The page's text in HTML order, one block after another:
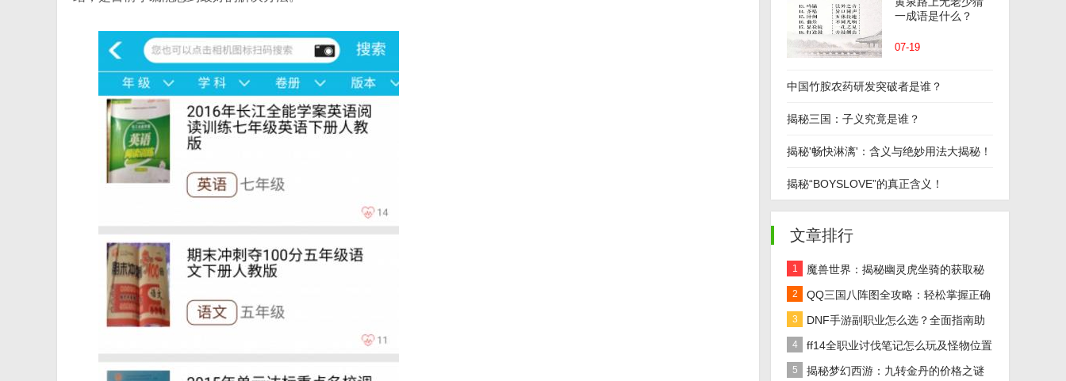
一成语是什么？
07-19
中国竹胺农药研发突破者是谁？
揭秘三国：子义究竟是谁？
揭秘'畅快淋漓'：含义与绝妙用法大揭秘！
揭秘“BOYSLOVE”的真正含义！
文章排行
1
魔兽世界：揭秘幽灵虎坐骑的获取秘
籍！
2
QQ三国八阵图全攻略：轻松掌握正确
路线
3
DNF手游副职业怎么选？全面指南助
你做出最佳决策！
4
ff14全职业讨伐笔记怎么玩及怪物位置
汇总在哪里？
5
揭秘梦幻西游：九转金丹的价格之谜